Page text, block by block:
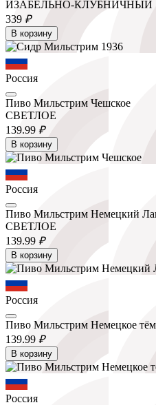
ИЗАБЕЛЬНО-КЛУБНИЧНЫЙ
339 ₽
В корзину
Россия
Пиво Мильстрим Чешское
СВЕТЛОЕ
139.99 ₽
В корзину
Россия
Пиво Мильстрим Немецкий
СВЕТЛОЕ
139.99 ₽
В корзину
Россия
Пиво Мильстрим Немецкое
139.99 ₽
В корзину
Россия